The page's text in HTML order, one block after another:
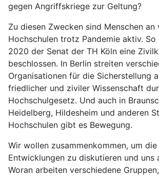
gegen Angriffskriege zur Geltung?
Zu diesen Zwecken sind Menschen an
Hochschulen trotz Pandemie aktiv. So
2020 der Senat der TH Köln eine
beschlossen. In Berlin streiten
Organisationen für die Sicherstellung
friedlicher und ziviler Wissenschaft
Hochschulgesetz. Und auch in
Heidelberg, Hildesheim und anderen
Hochschulen gibt es Bewegung.
Wir wollen zusammenkommen, um
Entwicklungen zu diskutieren und uns
Woran arbeiten verschiedene